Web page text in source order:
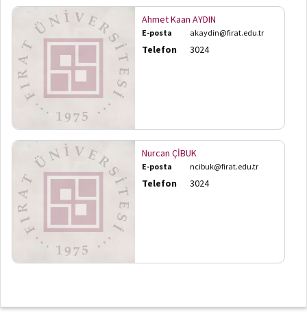
Ahmet Kaan AYDIN
E-posta akaydin@firat.edu.tr
Telefon 3024
Nurcan ÇİBUK
E-posta ncibuk@firat.edu.tr
Telefon 3024